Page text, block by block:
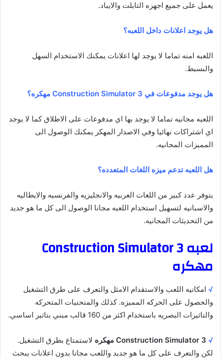
يعمل على جميع اجهزه التابلت والايباد.
هل يوجد اعلانات داخل اللعبه؟
اللعبه امنه تماما لا يوجد لها اعلانات يمكنك الاستخدام السهل
والبسيط.
هل يوجد مدفوعات في Construction Simulator 3 مهكره؟
اللعبه مجانيه تماما لا يوجد بها اي مدفوعات على الاطلاق كما لا يوجد
اي اشتراكات نهائيا وفي الاصدار المهكر يمكنك الوصول الى
المميزات المجانيه.
هل اللعبه تدعم ميزه اللغات المتعدده؟
يتوفر عدد كبير من اللغات العربيه والانجليزيه والفرنسيه والايطاليه
والاسبانيه لتسهيل استخدام اللعبه مجانا الوصول الى كل ما هو جديد
من التحديثات المجانيه.
لعبه Construction Simulator 3
مهكره
√ امكانيه اللعب والاستقدام الامثل والتعرف على طرق التشغيل
والحصول على الحركه المميزه. كذلك والمنحنيات المتحركه
والتاثيرات البصريه باستخدام اكثر من 160 قالب مبني بتاثير اساسي.
√ Construction Simulator 3 مهكره
لاستمتاع بطرق التشغيل.
لكن والتعرف على كل ما هو جديد واللعب مجانا بدون اعلانات يبحث